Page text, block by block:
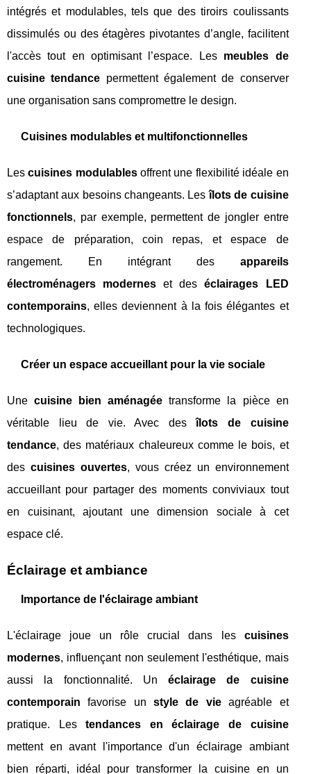
intégrés et modulables, tels que des tiroirs coulissants
dissimulés ou des étagères pivotantes d’angle, facilitent
l'accès tout en optimisant l’espace. Les meubles de
cuisine tendance permettent également de conserver
une organisation sans compromettre le design.
Cuisines modulables et multifonctionnelles
Lescuisines modulablesoffrent une flexibilité idéale en
s’adaptant aux besoins changeants. Lesîlots de cuisine
fonctionnels, par exemple, permettent de jongler entre
espace de préparation, coin repas, et espace de
rangement. En intégrant des appareils
électroménagers modernes et deséclairages LED
contemporains, elles deviennent à la fois élégantes et
technologiques.
Créer un espace accueillant pour la vie sociale
Unecuisine bien aménagée transforme la pièce en
véritable lieu de vie. Avec desîlots de cuisine
tendance, des matériaux chaleureux comme le bois, et
des cuisines ouvertes, vous créez un environnement
accueillant pour partager des moments conviviaux tout
en cuisinant, ajoutant une dimension sociale à cet
espace clé.
Éclairage et ambiance
Importance de l'éclairage ambiant
L'éclairage joue un rôle crucial dans les cuisines
modernes, influençant non seulement l'esthétique, mais
aussi la fonctionnalité. Unéclairage de cuisine
contemporain favorise unstyle de vieagréable et
pratique. Lestendances en éclairage de cuisine
mettent en avant l'importance d'un éclairage ambiant
bien réparti, idéal pour transformer la cuisine en un